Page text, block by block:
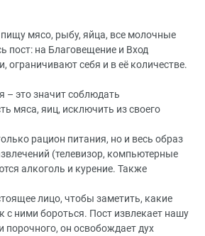
мясо, рыбу, яйца, все молочные
пост: на Благовещение и Вход
себя и в её количестве.
– это значит соблюдать
мяса, яиц, исключить из своего
рацион питания, но и весь образ
(телевизор, компьютерные
алкоголь и курение. Также
лицо, чтобы заметить, какие
с ними бороться. Пост извлекает нашу
порочного, он освобождает дух